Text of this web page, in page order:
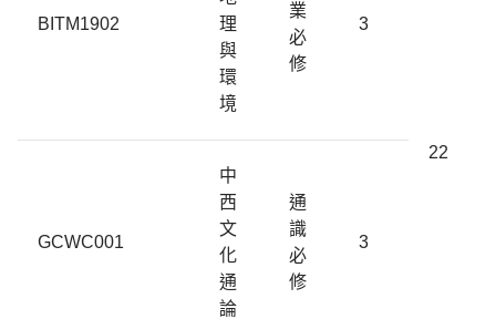
22
BITM1902
理
與
環
境
業
必
修
3
GCWC001
中
西
文
化
通
論
通
識
必
修
3